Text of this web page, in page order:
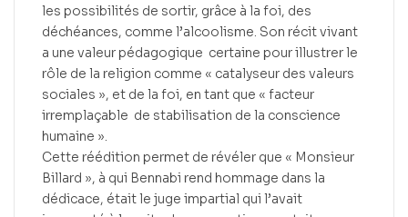
les possibilités de sortir, grâce à la foi, des
déchéances, comme l’alcoolisme. Son récit vivant
a une valeur pédagogique certaine pour illustrer le
rôle de la religion comme « catalyseur des valeurs
sociales », et de la foi, en tant que « facteur
irremplaçable de stabilisation de la conscience
humaine ».
Cette réédition permet de révéler que « Monsieur
Billard », à qui Bennabi rend hommage dans la
dédicace, était le juge impartial qui l’avait